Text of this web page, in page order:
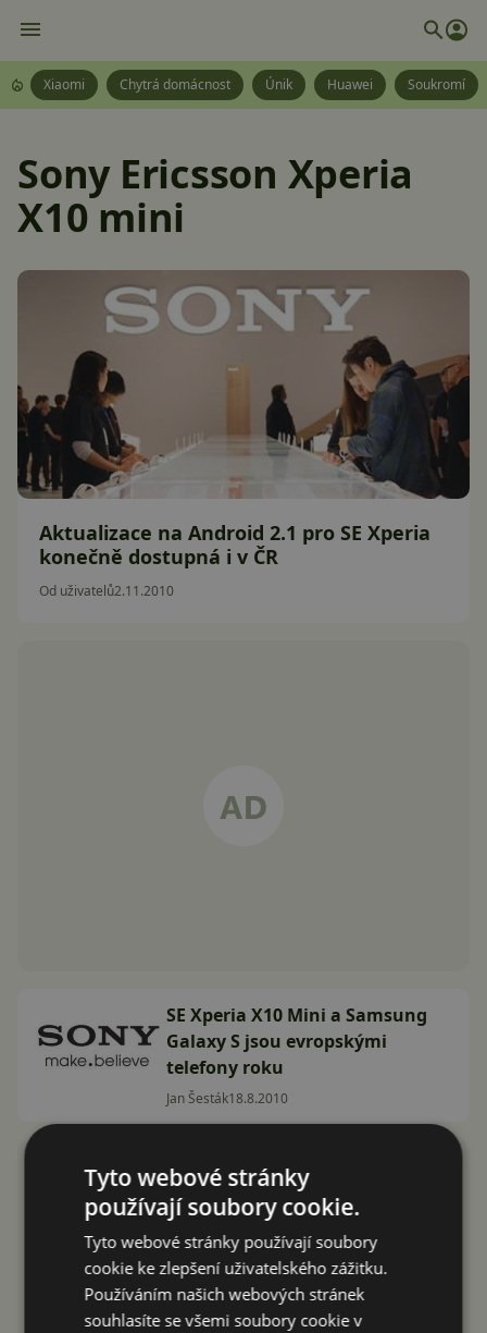
Xiaomi Chytrá domácnost Únik Huawei Soukromí
Sony Ericsson Xperia
X10 mini
Aktualizace na Android 2.1 pro SE Xperia
konečně dostupná i v ČR
Od uživatelů2.11.2010
SE Xperia X10 Mini a Samsung
Galaxy S jsou evropskými
telefony roku
Jan Šesták18.8.2010
Tyto webové stránky
používají soubory cookie.
Tyto webové stránky používají soubory
cookie ke zlepšení uživatelského zážitku.
Používáním našich webových stránek
souhlasíte se všemi soubory cookie v